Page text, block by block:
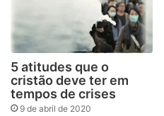
5 atitudes que o
cristão deve ter em
tempos de crises
9 de abril de 2020